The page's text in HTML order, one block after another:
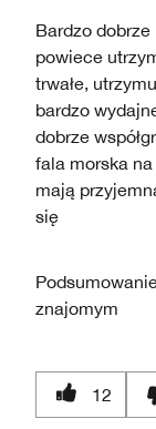
Bardzo dobrze
powiece
trwałe,
bardzo
dobrze
fala morska na
mają
się
znajomym
12